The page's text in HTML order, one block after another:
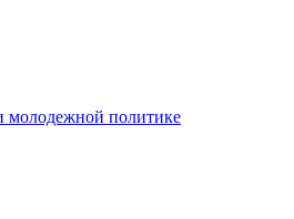
молодежной политике